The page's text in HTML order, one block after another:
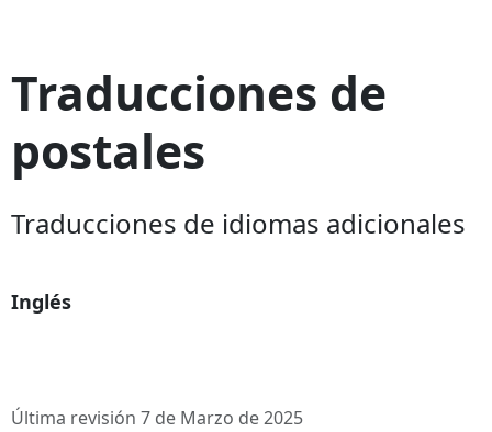
Traducciones de
postales
Traducciones de idiomas adicionales
Inglés
Última revisión 7 de Marzo de 2025